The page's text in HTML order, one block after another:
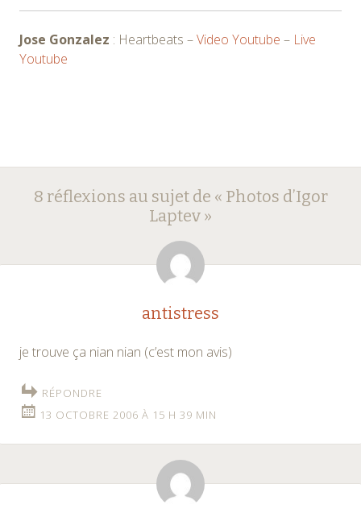
Jose Gonzalez : Heartbeats –Video Youtube – Live
Youtube
Navigation
articles
8 réflexions au sujet de « Photos d’Igor
Laptev »
antistress
je trouve ça nian nian (c’est mon avis)
RÉPONDRE
13 OCTOBRE 2006 À 15 H 39 MIN